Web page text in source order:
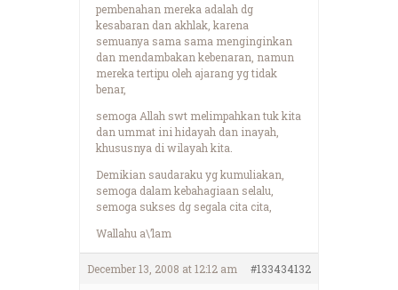
pembenahan mereka adalah dg
kesabaran dan akhlak, karena
semuanya sama sama menginginkan
dan mendambakan kebenaran, namun
mereka tertipu oleh ajarang yg tidak
benar,
semoga Allah swt melimpahkan tuk kita
dan ummat ini hidayah dan inayah,
khususnya di wilayah kita.
Demikian saudaraku yg kumuliakan,
semoga dalam kebahagiaan selalu,
semoga sukses dg segala cita cita,
Wallahu a\’lam
December 13, 2008 at 12:12 am #133434132